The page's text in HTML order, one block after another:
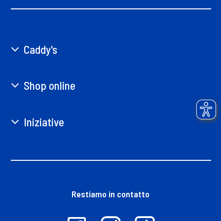
Caddy's
Shop online
Iniziative
Restiamo in contatto